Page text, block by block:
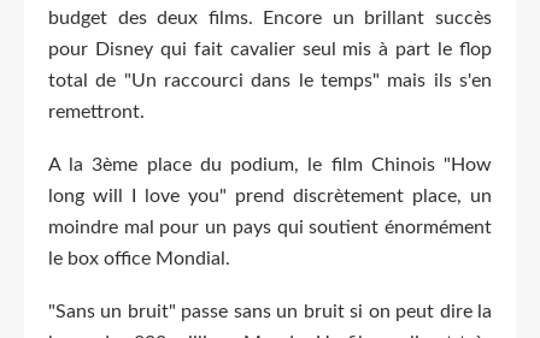
budget des deux films. Encore un brillant succès
pour Disney qui fait cavalier seul mis à part le flop
total de "Un raccourci dans le temps" mais ils s'en
remettront.
A la 3ème place du podium, le film Chinois "How
long will I love you" prend discrètement place, un
moindre mal pour un pays qui soutient énormément
le box office Mondial.
"Sans un bruit" passe sans un bruit si on peut dire la